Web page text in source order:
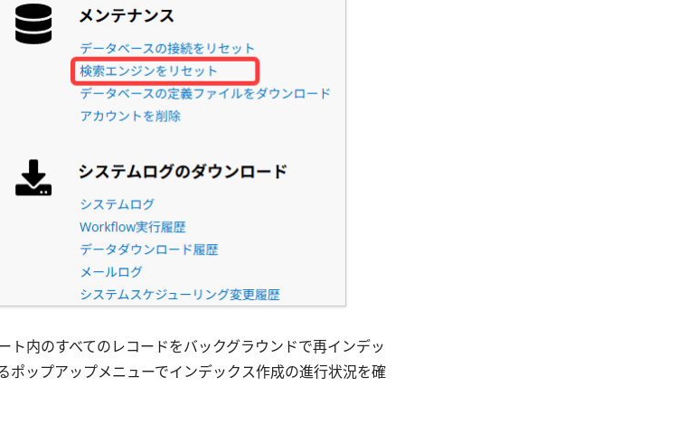
ト内のすべてのレコードをバックグラウンドで再インデッ
ポップアップメニューでインデックス作成の進行状況を確